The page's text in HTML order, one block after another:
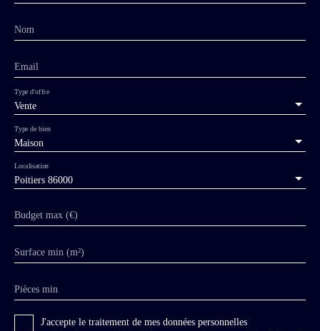
Nom
Email
Vente
Type d'offre
Maison
Type de bien
Poitiers 86000
Localisation
Budget max (€)
Surface min (m²)
Pièces min
J'accepte le traitement de mes données personnelles